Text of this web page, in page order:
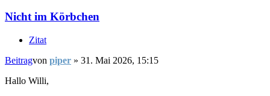
Nicht im Körbchen
Zitat
Beitragvon piper » 31. Mai 2026, 15:15
Hallo Willi,